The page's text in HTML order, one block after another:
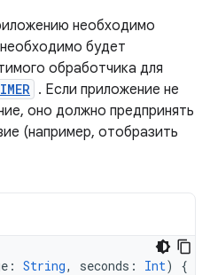
необходимо
будет
обработчика для
. Если приложение не
оно должно предпринять
(например, отобразить
: String, seconds : Int) {